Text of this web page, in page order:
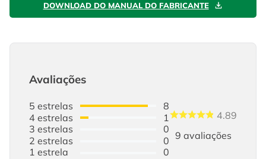
DOWNLOAD DO MANUAL DO FABRICANTE
Avaliações
5estrelas
4estrelas
3estrelas
2estrelas
1estrela
8
1
0
0
0
4.89
9 avaliações